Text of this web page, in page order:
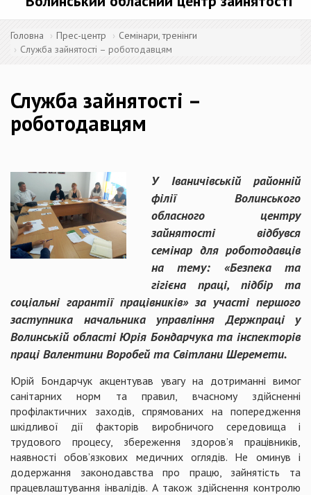
Головна Прес-центр
Семінари, тренінги
Служба зайнятості – роботодавцям
Служба зайнятості –
роботодавцям
У Іваничівській районній
філії Волинського
обласного центру
зайнятості відбувся
семінар для роботодавців
на тему: «Безпека та
гігієна праці, підбір та
соціальні гарантії працівників» за участі першого
заступника начальника управління Держпраці у
Волинській області Юрія Бондарчука та інспекторів
праці Валентини Воробей та Світлани Шеремети.
Юрій Бондарчук акцентував увагу на дотриманні вимог
санітарних норм та правил, вчасному здійсненні
профілактичних заходів, спрямованих на попередження
шкідливої дії факторів виробничого середовища і
трудового процесу, збереження здоров’я працівників,
наявності обов’язкових медичних оглядів. Не оминув і
додержання законодавства про працю, зайнятість та
працевлаштування інвалідів. А також здійснення контролю